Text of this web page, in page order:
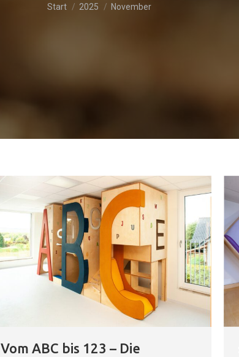
Start 2025 November
Vom ABC bis 123 – Die